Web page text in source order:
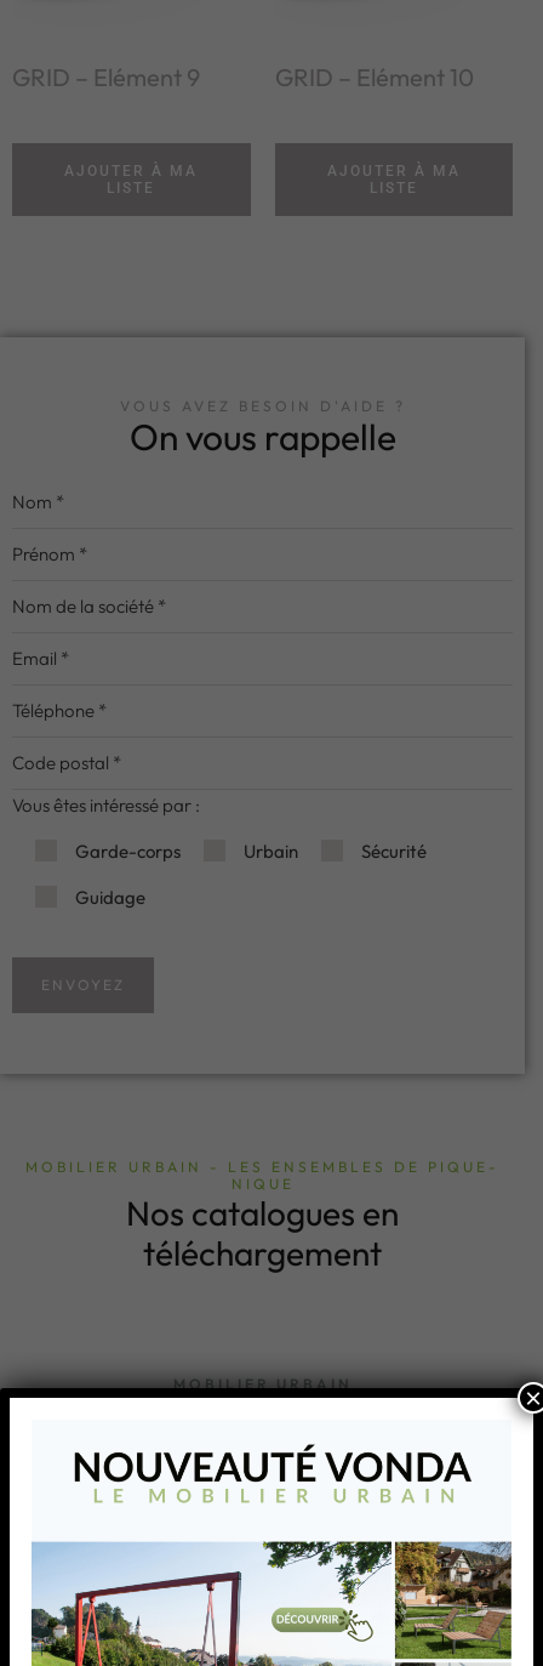
GRID – Elément 9
AJOUTER À MA
LISTE
GRID – Elément 10
AJOUTER À MA
LISTE
VOUS AVEZ BESOIN D'AIDE ?
On vous rappelle
Vous êtes intéressé par :
Garde-corps
Urbain
Sécurité
Guidage
ENVOYEZ
MOBILIER URBAIN - LES ENSEMBLES DE PIQUE-
NIQUE
Nos catalogues en
téléchargement
MOBILIER URBAIN
MODULO ×